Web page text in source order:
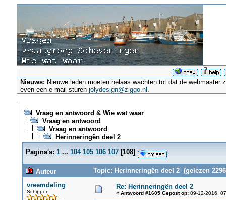
Nieuws: Nieuwe leden moeten helaas wachten tot dat de
even een e-mail sturenjolydesign@ziggo.nl .
Vraag en antwoord & Wie wat waar
Vraag en antwoord
Vraag en antwoord
Herinneringën deel 2
Pagina's: 1 ... 104 105 106 107[108]
Auteur
Topic: Herinneringën deel 2 (gelezen
vreemdeling
Schipper
Re: Herinneringën deel 2
« Antwoord #1605 Gepost op:09-12-2016,